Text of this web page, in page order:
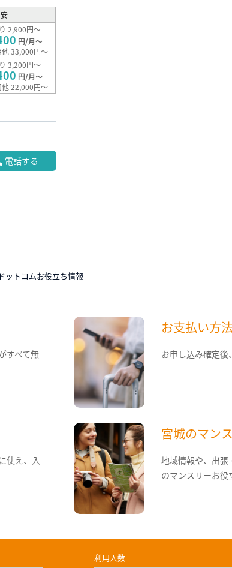
2,900円～
円/月～
33,000円～
3,200円～
円/月～
22,000円～
電話する
ットコムお役立ち情報
すべて無
お支払い方
お申し込み確定後
使え、入
宮城のマン
地域情報や、出張
のマンスリーお役
利用人数